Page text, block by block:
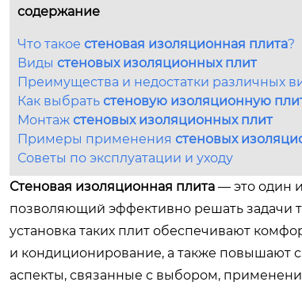
содержание
Что такое стеновая изоляционная плита?
Виды стеновых изоляционных плит
Преимущества и недостатки различных
Как выбрать стеновую изоляционную
Монтаж стеновых изоляционных плит
Примеры применения стеновых
Советы по эксплуатации и уходу
Стеновая изоляционная плита — это один
позволяющий эффективно решать задачи
установка таких плит обеспечивают
и кондиционирование, а также повышают
аспекты, связанные с выбором,